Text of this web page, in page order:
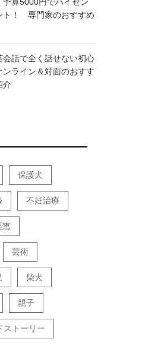
ト！ 専門家のおすすめ
会話で全く話せない初心
ライン＆対面のおすす
介
保護犬
不妊治療
恵
芸術
柴犬
親子
ストーリー